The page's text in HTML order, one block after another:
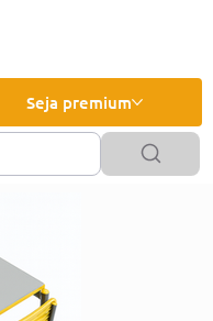
Seja premium